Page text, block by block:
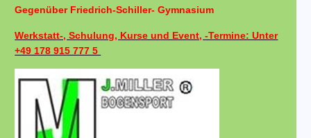
Gegenüber Friedrich-Schiller- Gymnasium
Werkstatt-, Schulung, Kurse und Event, -Termine: Unter
+49 178 915 777 5